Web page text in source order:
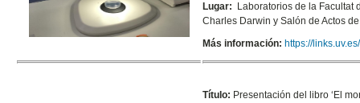
Lugar:
Laboratorios de la Facultat
Charles Darwin y Salón de Actos
Más información: https://
Título: Presentación del libro‘El